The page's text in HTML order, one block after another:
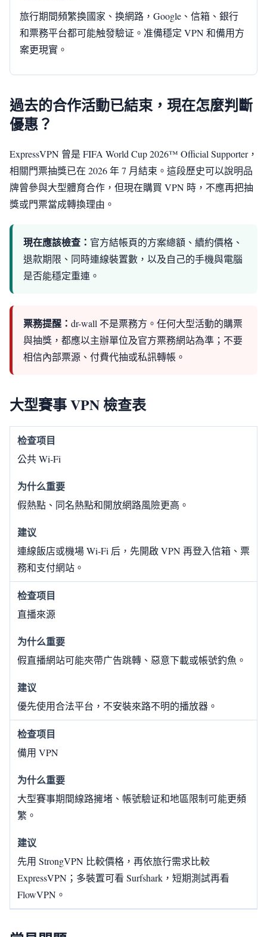
旅行期間頻繁换國家、换網路，Google、信箱、銀行
和票務平台都可能触發驗证。准備穩定 VPN 和備用方
案更現實。
過去的合作活動已結束，現在怎麼判斷
優惠？
ExpressVPN 曾是 FIFA World Cup 2026™ Official Supporter，
相關門票抽獎已在 2026 年 7 月結束。這段歷史可以說明品
牌曾參與大型體育合作，但現在購買 VPN 時，不應再把抽
獎或門票當成轉換理由。
現在應該檢查： 官方結帳頁的方案總額、續約價格、
退款期限、同時連線裝置數，以及自己的手機與電腦
是否能穩定重連。
票務提醒： dr-wall 不是票務方。任何大型活動的購票
與抽獎，都應以主辦單位及官方票務網站為準；不要
相信內部票源、付費代抽或私訊轉帳。
大型賽事 VPN 檢查表
公共 Wi‑Fi
假熱點、同名熱點和開放網路風險更高。
連線飯店或機場 Wi‑Fi 后，先開啟 VPN 再登入信箱、票
務和支付網站。
直播來源
假直播網站可能夾帶广告跳轉、惡意下載或帳號釣魚。
優先使用合法平台，不安裝來路不明的播放器。
備用 VPN
大型賽事期間線路擁堵、帳號驗证和地區限制可能更頻
繁。
先用 StrongVPN 比較價格，再依旅行需求比較
ExpressVPN；多裝置可看 Surfshark，短期測試再看
FlowVPN。